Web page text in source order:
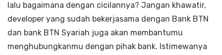
lalu bagaimana dengan cicilannya? Jangan khawatir,
developer yang sudah bekerjasama dengan Bank BTN
dan bank BTN Syariah juga akan membantumu
menghubungkanmu dengan pihak bank. Istimewanya